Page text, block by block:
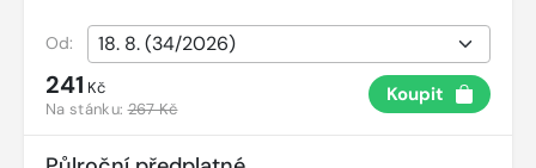
Od:
241 Kč
Na stánku:267 Kč
Koupit